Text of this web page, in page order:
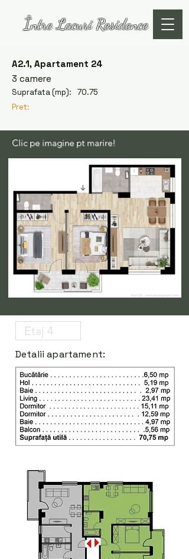
Între Lacuri Residence
A2.1, Apartament 24
3 camere
Suprafata (mp):
70.75
Pret:
Clic pe imagine pt marire!
Detalii apartament: